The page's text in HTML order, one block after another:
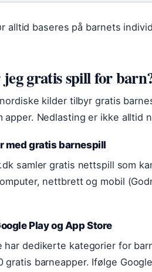
alltid baseres på barnets
gratis spill for
kilder tilbyr gratis
apper. Nedlasting er ikke alltid
med gratis barnespill
samler gratis nettspill som
nettbrett og mobil
Play og App Store
har dedikerte kategorier for
gratis barneapper. Ifølge